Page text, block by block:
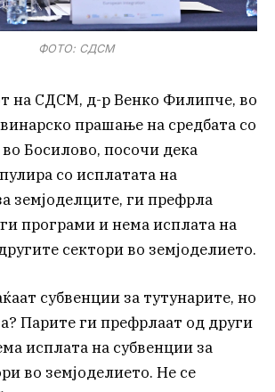
ФОТО: СДСМ
на СДСМ, д-р Венко Филипче, во
прашање на средбата со
Босилово, посочи дека
со исплатата на
земјоделците, ги префрла
програми и нема исплата на
сектори во земјоделието.
субвенции за тутунарите, но
Парите ги префрлаат од други
исплата на субвенции за
во земјоделието. Не се